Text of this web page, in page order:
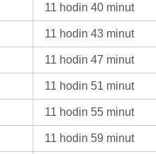
11 hodin 40 minut
11 hodin 43 minut
11 hodin 47 minut
11 hodin 51 minut
11 hodin 55 minut
11 hodin 59 minut